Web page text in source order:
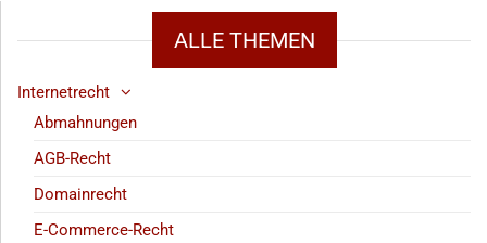
ALLE THEMEN
Internetrecht
Abmahnungen
AGB-Recht
Domainrecht
E-Commerce-Recht